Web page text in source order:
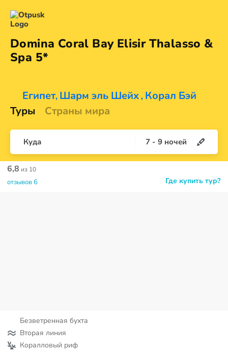
Domina Coral Bay Elisir Thalasso &
Spa 5*
Египет, Шарм эль Шейх , Корал Бэй
Туры
Страны мира
Куда 7 - 9 ночей
Где купить тур?
6,8 из 10
отзывов 6
Безветренная бухта
Вторая линия
Коралловый риф